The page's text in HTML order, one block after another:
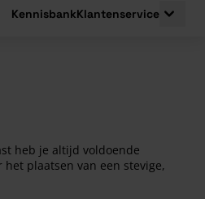
KennisbankKlantenservice
heb je altijd voldoende
plaatsen van een stevige,